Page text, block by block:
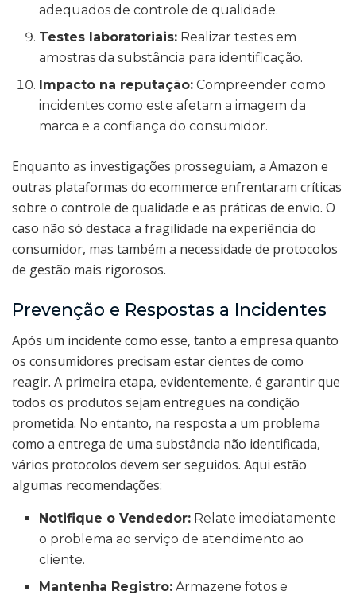
adequados de controle de qualidade.
Testes laboratoriais: Realizar testes em
amostras da substância para identificação.
Impacto na reputação: Compreender como
incidentes como este afetam a imagem da
marca e a confiança do consumidor.
Enquanto as investigações prosseguiam, a Amazon e
outras plataformas do ecommerce enfrentaram críticas
sobre o controle de qualidade e as práticas de envio. O
caso não só destaca a fragilidade na experiência do
consumidor, mas também a necessidade de protocolos
de gestão mais rigorosos.
Prevenção e Respostas a Incidentes
Após um incidente como esse, tanto a empresa quanto
os consumidores precisam estar cientes de como
reagir. A primeira etapa, evidentemente, é garantir que
todos os produtos sejam entregues na condição
prometida. No entanto, na resposta a um problema
como a entrega de uma substância não identificada,
vários protocolos devem ser seguidos. Aqui estão
algumas recomendações:
Notifique o Vendedor: Relate imediatamente
o problema ao serviço de atendimento ao
cliente.
Mantenha Registro: Armazene fotos e